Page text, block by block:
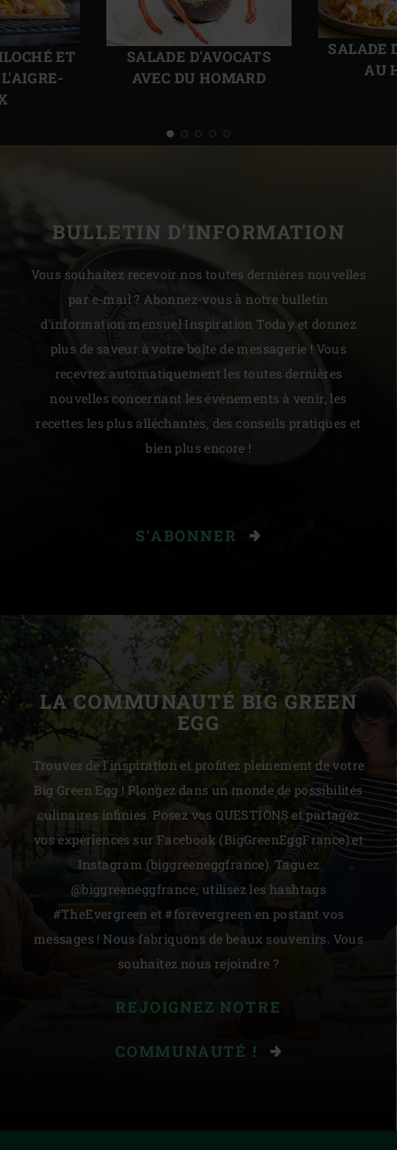
ET
SALADE D'AVOCATS
AVEC DU HOMARD
SALADE
AU
Diapo
BULLETIN D'INFORMATION
Vous souhaitez recevoir nos toutes dernières nouvelles
par e-mail ? Abonnez-vous à notre bulletin
d'information mensuel Inspiration Today et donnez
plus de saveur à votre boîte de messagerie ! Vous
recevrez automatiquement les toutes dernières
nouvelles concernant les événements à venir, les
recettes les plus alléchantes, des conseils pratiques et
bien plus encore !
S'ABONNER
LA COMMUNAUTÉ BIG GREEN
EGG
Trouvez de l'inspiration et profitez pleinement de votre
Big Green Egg ! Plongez dans un monde de possibilités
culinaires infinies. Posez vos QUESTIONS et partagez
vos expériences sur Facebook (BigGreenEggFrance) et
Instagram (biggreeneggfrance). Taguez
@biggreeneggfrance, utilisez les hashtags
#TheEvergreen et #forevergreen en postant vos
messages ! Nous fabriquons de beaux souvenirs. Vous
souhaitez nous rejoindre ?
REJOIGNEZ NOTRE
COMMUNAUTÉ !